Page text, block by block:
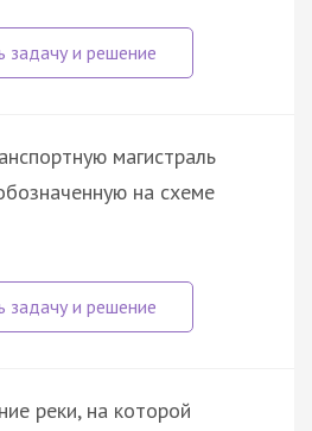
магистраль
на схеме
реки, на которой